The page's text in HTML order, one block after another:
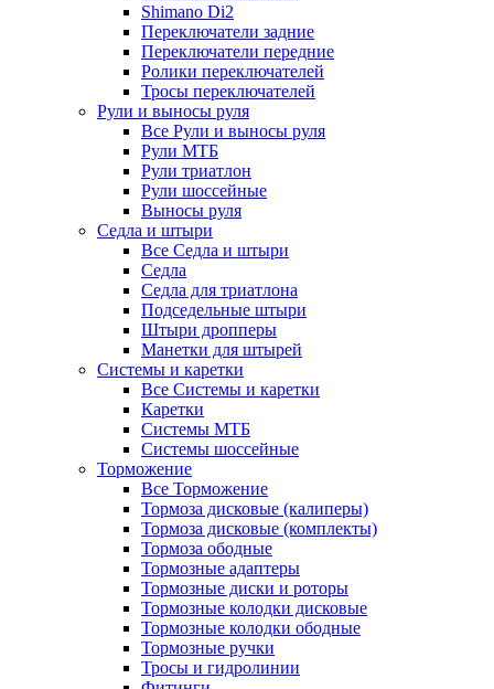
Shimano Di2
Переключатели задние
Переключатели передние
Ролики переключателей
Тросы переключателей
Рули и выносы руля
Все Рули и выносы руля
Рули МТБ
Рули триатлон
Рули шоссейные
Выносы руля
Седла и штыри
Все Седла и штыри
Седла
Седла для триатлона
Подседельные штыри
Штыри дропперы
Манетки для штырей
Системы и каретки
Все Системы и каретки
Каретки
Системы МТБ
Системы шоссейные
Торможение
Все Торможение
Тормоза дисковые (калиперы)
Тормоза дисковые (комплекты)
Тормоза ободные
Тормозные адаптеры
Тормозные диски и роторы
Тормозные колодки дисковые
Тормозные колодки ободные
Тормозные ручки
Тросы и гидролинии